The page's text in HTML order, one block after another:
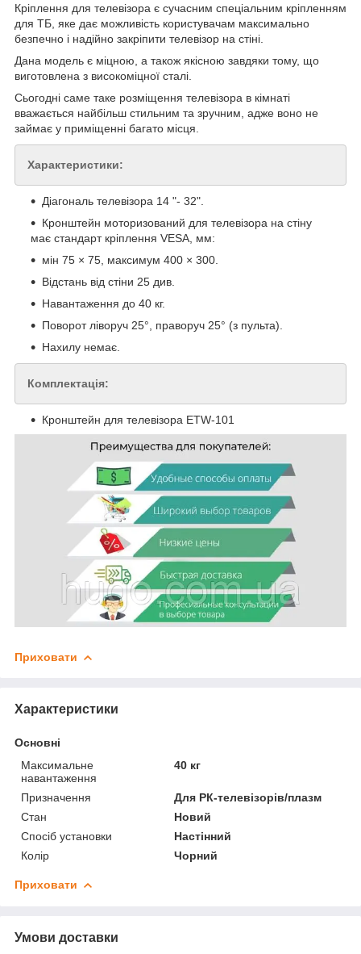
Кріплення для телевізора є сучасним спеціальним кріпленням
для ТБ, яке дає можливість користувачам максимально
безпечно і надійно закріпити телевізор на стіні.
Дана модель є міцною, а також якісною завдяки тому, що
виготовлена з високоміцної сталі.
Сьогодні саме таке розміщення телевізора в кімнаті
вважається найбільш стильним та зручним, адже воно не
займає у приміщенні багато місця.
Характеристики:
Діагональ телевізора 14 "- 32".
Кронштейн моторизований для телевізора на стіну
має стандарт кріплення VESA, мм:
мін 75 × 75, максимум 400 × 300.
Відстань від стіни 25 див.
Навантаження до 40 кг.
Поворот ліворуч 25°, праворуч 25° (з пульта).
Нахилу немає.
Комплектація:
Кронштейн для телевізора ETW-101
Приховати
Характеристики
Основні
Максимальне
навантаження
40 кг
Призначення
Для РК-телевізорів/плазм
Стан
Новий
Спосіб установки
Настінний
Колір
Чорний
Приховати
Умови доставки